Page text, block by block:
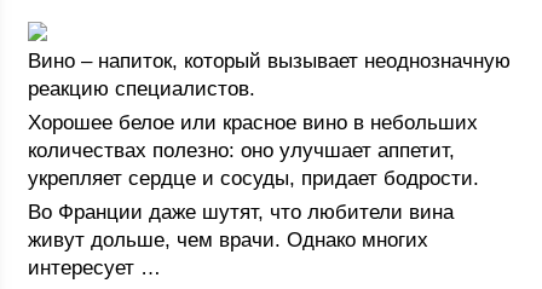
Вино – напиток, который вызывает неоднозначную
реакцию специалистов.
Хорошее белое или красное вино в небольших
количествах полезно: оно улучшает аппетит,
укрепляет сердце и сосуды, придает бодрости.
Во Франции даже шутят, что любители вина
живут дольше, чем врачи. Однако многих
интересует …